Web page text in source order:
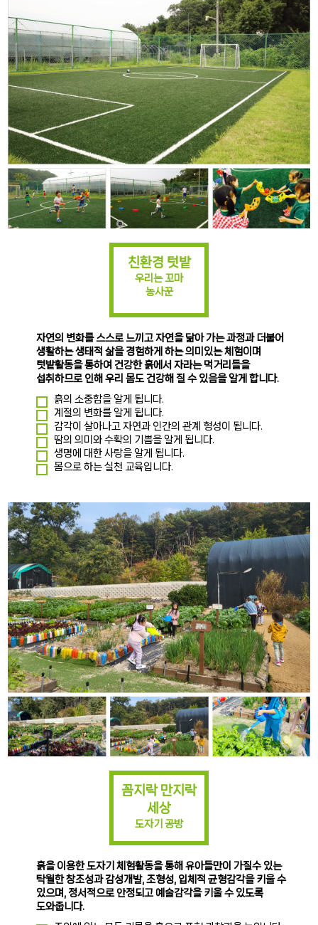
친환경 텃밭
우리는 꼬마
농사꾼
자연의 변화를 스스로 느끼고 자연을 닮아 가는 과정과 더불어
생활하는 생태적 삶을 경험하게 하는 의미있는 체험이며
텃밭활동을 통하여 건강한 흙에서 자라는 먹거리들을
섭취하므로 인해 우리 몸도 건강해 질 수 있음을 알게 합니다.
흙의 소중함을 알게 됩니다.
계절의 변화를 알게 됩니다.
감각이 살아나고 자연과 인간의 관계 형성이 됩니다.
땀의 의미와 수확의 기쁨을 알게 됩니다.
생명에 대한 사랑을 알게 됩니다.
몸으로 하는 실천 교육입니다.
꼼지락 만지락
세상
도자기 공방
흙을 이용한 도자기 체험활동을 통해 유아들만이 가질수 있는
탁월한 창조성과 감성개발, 조형성, 입체적 균형감각을 키울 수
있으며, 정서적으로 안정되고 예술감각을 키울 수 있도록
도와줍니다.